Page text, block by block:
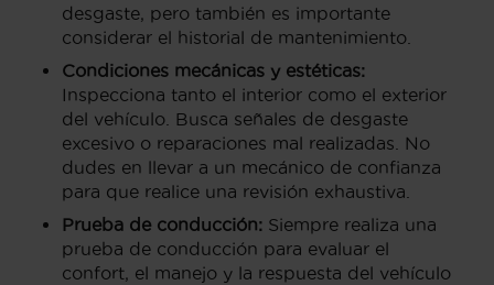
desgaste, pero también es importante
considerar el historial de mantenimiento.
Condiciones mecánicas y estéticas:
Inspecciona tanto el interior como el exterior
del vehículo. Busca señales de desgaste
excesivo o reparaciones mal realizadas. No
dudes en llevar a un mecánico de confianza
para que realice una revisión exhaustiva.
Prueba de conducción: Siempre realiza una
prueba de conducción para evaluar el
confort, el manejo y la respuesta del vehículo